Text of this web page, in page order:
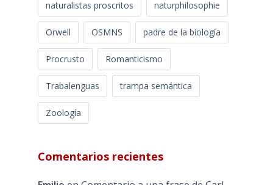
naturalistas proscritos naturphilosophie
Orwell OSMNS padre de la biología
Procrusto Romanticismo
Trabalenguas trampa semántica
Zoología
Comentarios recientes